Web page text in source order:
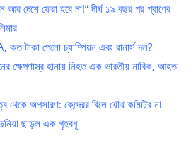
ফেরা হবে না!” দীর্ঘ ১৯ বছর পর প্রাণের
কত টাকা পেলো চ্যাম্পিয়ন এবং রানার্স দল?
ক্ষেপণাস্ত্র হানায় নিহত এক ভারতীয় নাবিক, আহত
থেকে অপসারণ: কেন্দ্রের বিলে যৌথ কমিটির না
দুনিয়া ছাড়ল এক গৃহবধূ